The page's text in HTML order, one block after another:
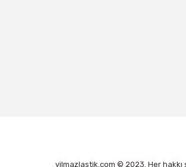
yilmazlastik.com © 2023. Her hakkı